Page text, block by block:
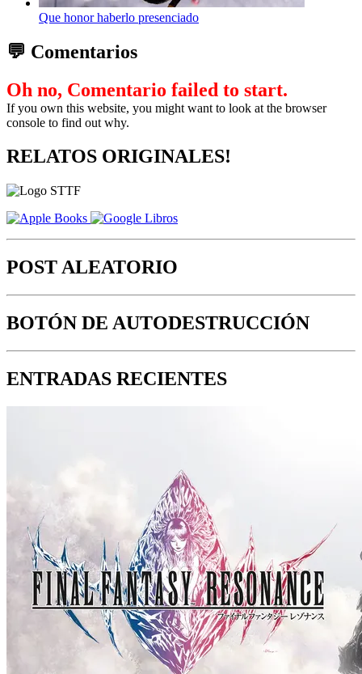
Que honor haberlo presenciado
💬 Comentarios
Oh no, Comentario failed to start.
If you own this website, you might want to look at the browser
console to find out why.
RELATOS ORIGINALES!
POST ALEATORIO
BOTÓN DE AUTODESTRUCCIÓN
ENTRADAS RECIENTES